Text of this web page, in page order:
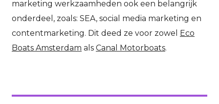
marketing werkzaamheden ook een belangrijk
onderdeel, zoals: SEA, social media marketing en
contentmarketing. Dit deed ze voor zowel Eco
Boats Amsterdam als Canal Motorboats.